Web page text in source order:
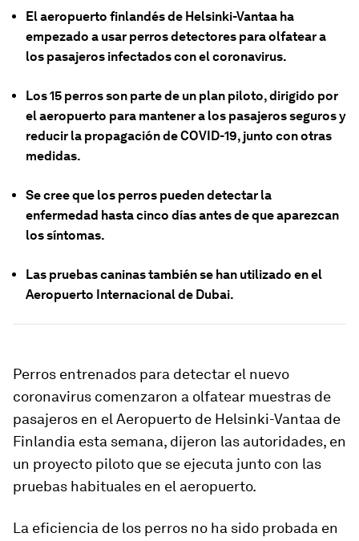
El aeropuerto finlandés de Helsinki-Vantaa ha
empezado a usar perros detectores para olfatear a
los pasajeros infectados con el coronavirus.
Los 15 perros son parte de un plan piloto, dirigido por
el aeropuerto para mantener a los pasajeros seguros y
reducir la propagación de COVID-19, junto con otras
medidas.
Se cree que los perros pueden detectar la
enfermedad hasta cinco días antes de que aparezcan
los síntomas.
Las pruebas caninas también se han utilizado en el
Aeropuerto Internacional de Dubai.
Perros entrenados para detectar el nuevo
coronavirus comenzaron a olfatear muestras de
pasajeros en el Aeropuerto de Helsinki-Vantaa de
Finlandia esta semana, dijeron las autoridades, en
un proyecto piloto que se ejecuta junto con las
pruebas habituales en el aeropuerto.
La eficiencia de los perros no ha sido probada en